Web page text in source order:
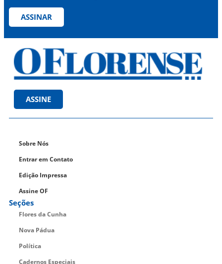
ASSINAR
ASSINE
Sobre Nós
Entrar em Contato
Edição Impressa
Assine OF
Seções
Flores da Cunha
Nova Pádua
Política
Cadernos Especiais